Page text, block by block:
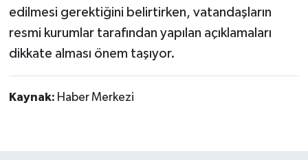
edilmesi gerektiğini belirtirken, vatandaşların
resmi kurumlar tarafından yapılan açıklamaları
dikkate alması önem taşıyor.
Kaynak: Haber Merkezi